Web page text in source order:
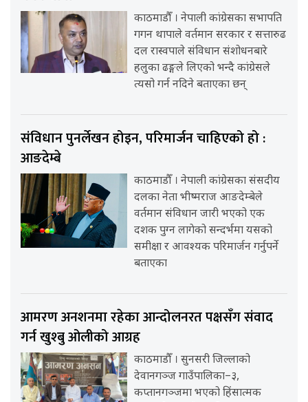
काठमाडौँ । नेपाली कांग्रेसका सभापति
गगन थापाले वर्तमान सरकार र सत्तारुढ
दल रास्वपाले संविधान संशोधनबारे
हलुका ढङ्गले लिएको भन्दै कांग्रेसले
त्यसो गर्न नदिने बताएका छन्
संविधान पुनर्लेखन होइन, परिमार्जन चाहिएको हो :
आङदेम्बे
काठमाडौँ । नेपाली कांग्रेसका संसदीय
दलका नेता भीष्मराज आङदेम्बेले
वर्तमान संविधान जारी भएको एक
दशक पुग्न लागेको सन्दर्भमा यसको
समीक्षा र आवश्यक परिमार्जन गर्नुपर्ने
बताएका
आमरण अनशनमा रहेका आन्दोलनरत पक्षसँग संवाद
गर्न खुश्बु ओलीको आग्रह
काठमाडौँ । सुनसरी जिल्लाको
देवानगञ्ज गाउँपालिका–३,
कप्तानगञ्जमा भएको हिंसात्मक